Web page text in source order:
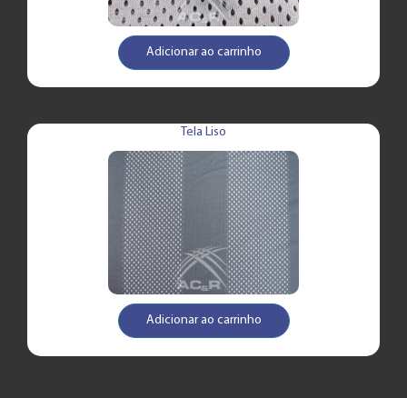
Adicionar ao carrinho
Tela Liso
Adicionar ao carrinho